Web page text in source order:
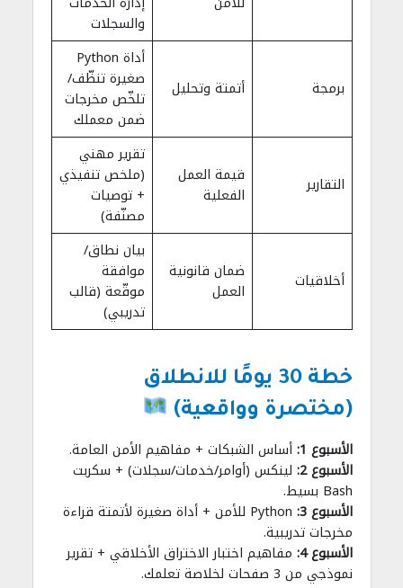
والسجلات
برمجة أتمتة وتحليل
أداة Python
صغيرة تنظّف/
تلخّص مخرجات
ضمن معملك
التقارير
قيمة العمل
الفعلية
تقرير مهني
(ملخص تنفيذي
+ توصيات
مصنّفة)
أخلاقيات
ضمان قانونية
العمل
بيان نطاق/
موافقة
موقّعة (قالب
تدريبي)
خطة 30 يومًا للانطلاق
(مختصرة وواقعية)
الأسبوع 1:
أساس الشبكات + مفاهيم الأمن العامة.
الأسبوع 2:
لينكس (أوامر/خدمات/سجلات) + سكربت
Bash بسيط.
الأسبوع 3:
Python للأمن + أداة صغيرة لأتمتة قراءة
مخرجات تدريبية.
الأسبوع 4:
مفاهيم اختبار الاختراق الأخلاقي + تقرير
نموذجي من 3 صفحات لخلاصة تعلمك.